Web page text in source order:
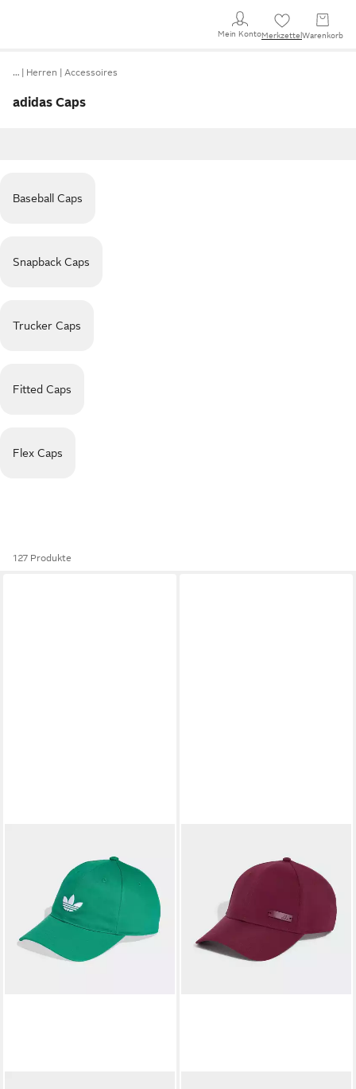
Mein KontoMerkzettel Warenkorb
… Herren Accessoires
adidas Caps
Baseball Caps
Snapback Caps
Trucker Caps
Fitted Caps
Flex Caps
127 Produkte